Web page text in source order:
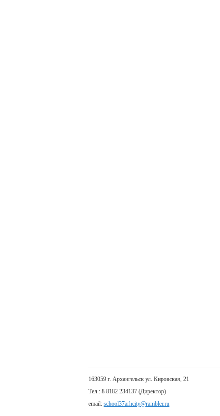
163059 г. Архангельск ул. Кировская, 21
Тел.: 8 8182 234137 (Директор)
email: school37arhcity@rambler.ru